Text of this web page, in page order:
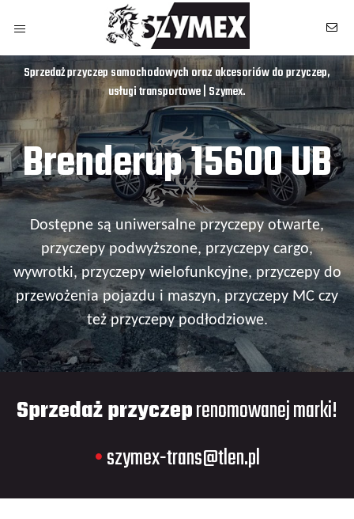
Sprzedaż przyczep samochodowych oraz akcesoriów do przyczep,
usługi transportowe | Szymex.
Brenderup 15600 UB
Dostępne są uniwersalne przyczepy otwarte,
przyczepy podwyższone, przyczepy cargo,
wywrotki, przyczepy wielofunkcyjne, przyczepy do
przewożenia pojazdu i maszyn, przyczepy MC czy
też przyczepy podłodziowe.
Sprzedaż przyczeprenomowanej marki!
•szymex-trans@tlen.pl